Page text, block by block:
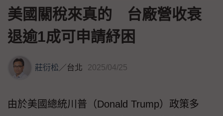
美國關稅來真的 台廠營收衰
退逾1成可申請紓困
莊衍松 ／台北 2025/04/25
由於美國總統川普（Donald Trump）政策多